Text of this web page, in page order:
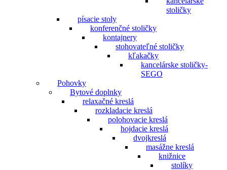
stoličky
písacie stoly
konferenčné stoličky
kontajnery
stohovateľné stoličky
kľakačky
kancelárske stoličky-
SEGO
Pohovky
Bytové doplnky
relaxačné kreslá
rozkladacie kreslá
polohovacie kreslá
hojdacie kreslá
dvojkreslá
masážne kreslá
knižnice
stolíky